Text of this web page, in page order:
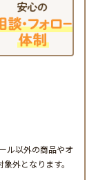
ル以外の商品やオ
外となります。